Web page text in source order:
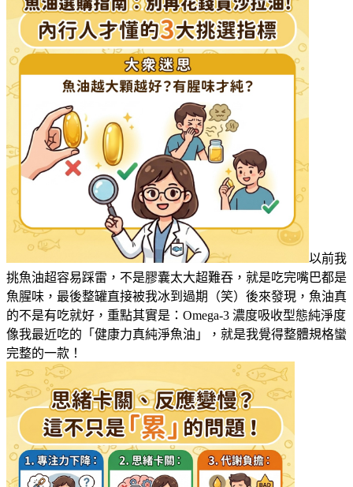
以前我
挑魚油超容易踩雷，不是膠囊太大超難吞，就是吃完嘴巴都是
魚腥味，最後整罐直接被我冰到過期（笑）後來發現，魚油真
的不是有吃就好，重點其實是：Omega-3 濃度吸收型態純淨度
像我最近吃的「健康力真純淨魚油」，就是我覺得整體規格蠻
完整的一款！